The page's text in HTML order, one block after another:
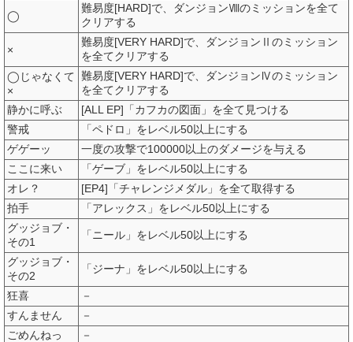
◯
難易度[HARD]で、ダンジョンⅧのミッションを全て
クリアする
×
難易度[VERY HARD]で、ダンジョンⅡのミッション
を全てクリアする
◯じゃなくて
×
難易度[VERY HARD]で、ダンジョンⅣのミッション
を全てクリアする
静かに呼ぶ
[ALL EP]「カフカの図面」を全て見つける
警戒
「ペドロ」をレベル50以上にする
ゲゲーッ
一度の攻撃で100000以上のダメージを与える
ここに来い
「ゲーブ」をレベル50以上にする
オレ？
[EP4]「チャレンジメダル」を全て取得する
拍手
「アレックス」をレベル50以上にする
グッジョブ・
その1
「ニール」をレベル50以上にする
グッジョブ・
その2
「ジーナ」をレベル50以上にする
狂喜
－
すんません
－
ごめんねっ
－